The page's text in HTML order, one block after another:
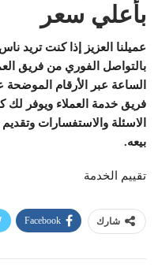
بأعلي سعر
عميلنا العزيز إذا كنت تريد
بالتواصل الفوري من فريق
الساعة عبر الأرقام
فريق خدمة العملاء ويوفر لك
الاسئلة والاستفسارات
بيعه.
تقييم الخدمة
شارك Facebook